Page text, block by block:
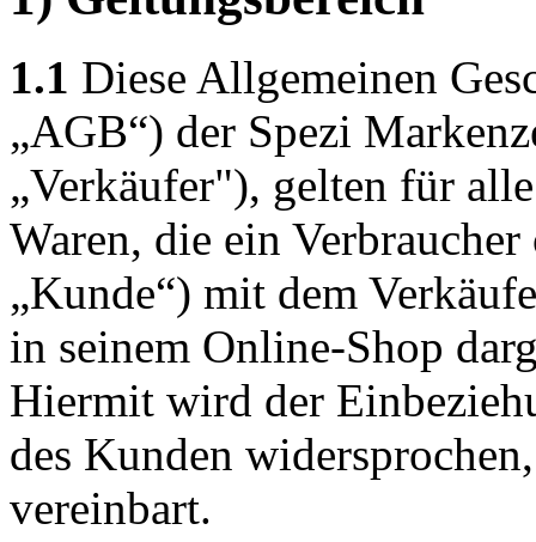
1.1 Diese Allgemeinen
„AGB“) der Spezi
„Verkäufer"), gelten für
Waren, die ein
„Kunde“) mit dem
in seinem Online-Shop
Hiermit wird der
des Kunden
vereinbart.